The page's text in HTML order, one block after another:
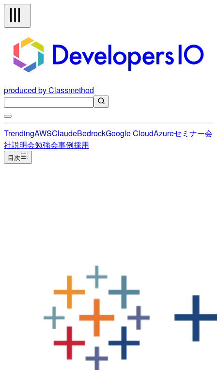
produced by Classmethod
TrendingAWSClaudeBedrockGoogle CloudAzureセミナー会
社説明会勉強会事例採用
目次